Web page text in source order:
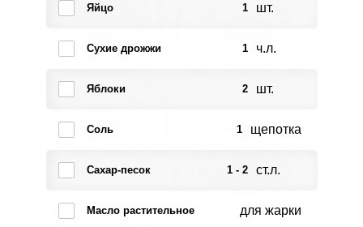
Яйцо 1 шт.
Сухие дрожжи 1 ч.л.
Яблоки 2 шт.
Соль 1 щепотка
Сахар-песок 1 - 2 ст.л.
Масло растительное для жарки